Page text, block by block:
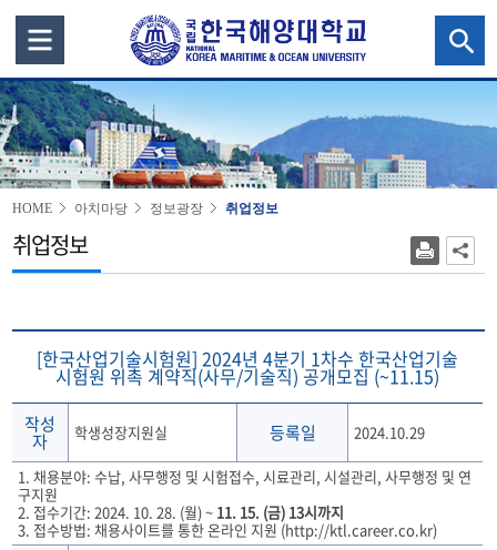
HOME 아치마당 정보광장 취업정보
취업정보
[한국산업기술시험원] 2024년 4분기 1차수 한국산업기술
시험원 위촉 계약직(사무/기술직) 공개모집 (~11.15)
작성
자 학생성장지원실 등록일 2024.10.29
1. 채용분야: 수납, 사무행정 및 시험접수, 시료관리, 시설관리, 사무행정 및 연
구지원
2. 접수기간: 2024. 10. 28. (월) ~ 11. 15. (금) 13시까지
3. 접수방법: 채용사이트를 통한 온라인 지원 (http://ktl.career.co.kr)